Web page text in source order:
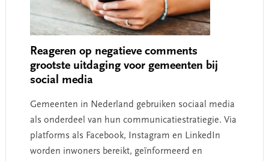
Reageren op negatieve comments
grootste uitdaging voor gemeenten bij
social media
Gemeenten in Nederland gebruiken sociaal media
als onderdeel van hun communicatiestratiegie. Via
platforms als Facebook, Instagram en LinkedIn
worden inwoners bereikt, geïnformeerd en